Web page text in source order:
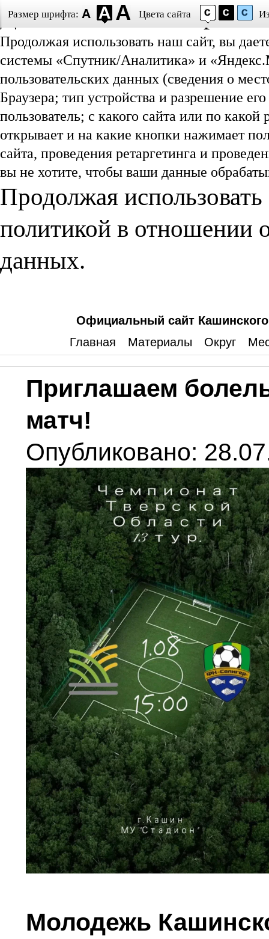
Даю согласие на
Продолжая использовать наш сайт, вы
системы «Спутник/Аналитика» и
пользовательских данных (сведения о
Браузера; тип устройства и разрешение
пользователь; с какого сайта или по
открывает и на какие кнопки нажимает
сайта, проведения ретаргетинга и
вы не хотите, чтобы ваши данные
Продолжая
политикой в отношении
данных.
Размер шрифта: Цвета сайта
Официальный сайт Кашинского
Главная
Материалы Округ
Приглашаем
матч!
Опубликовано:
Молодежь